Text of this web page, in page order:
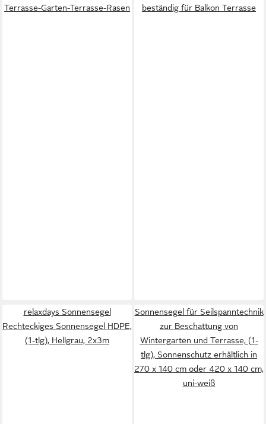
Terrasse-Garten-Terrasse-Rasen
beständig für Balkon Terrasse
relaxdays Sonnensegel
Rechteckiges Sonnensegel HDPE,
(1-tlg), Hellgrau, 2x3m
Sonnensegel für Seilspanntechnik
zur Beschattung von
Wintergarten und Terrasse, (1-
tlg), Sonnenschutz erhältlich in
270 x 140 cm oder 420 x 140 cm,
uni-weiß